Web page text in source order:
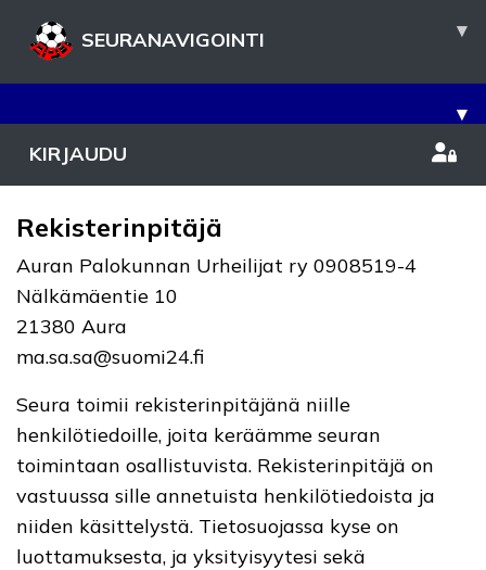
SEURANAVIGOINTI ▾
▾
KIRJAUDU
Rekisterinpitäjä
Auran Palokunnan Urheilijat ry 0908519-4
Nälkämäentie 10
21380 Aura
ma.sa.sa@suomi24.fi
Seura toimii rekisterinpitäjänä niille
henkilötiedoille, joita keräämme seuran
toimintaan osallistuvista. Rekisterinpitäjä on
vastuussa sille annetuista henkilötiedoista ja
niiden käsittelystä. Tietosuojassa kyse on
luottamuksesta, ja yksityisyytesi sekä